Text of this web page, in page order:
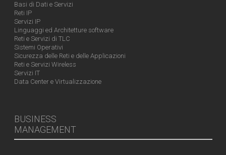
Basi di Dati e Servizi
Reti IP
Servizi IP
Linguaggi ed Architetture software
Reti e Servizi di TLC
Sistemi Operativi
Sicurezza delle Reti e delle Applicazioni
Reti e Servizi Wireless
Servizi IT
Data Center e Virtualizzazione
BUSINESS
MANAGEMENT